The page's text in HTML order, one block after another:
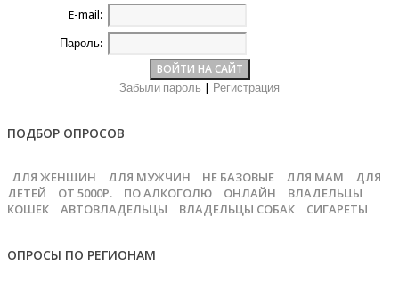
E-mail:
Пароль:
Забыли пароль Регистрация
ПОДБОР ОПРОСОВ
ДЛЯ ЖЕНЩИН ДЛЯ МУЖЧИН НЕ БАЗОВЫЕ ДЛЯ МАМ
ДЛЯ
ДЕТЕЙ
ОТ 5000Р. ПО АЛКОГОЛЮ ОНЛАЙН
ВЛАДЕЛЬЦЫ
КОШЕК
АВТОВЛАДЕЛЬЦЫ ВЛАДЕЛЬЦЫ СОБАК СИГАРЕТЫ
ОПРОСЫ ПО РЕГИОНАМ